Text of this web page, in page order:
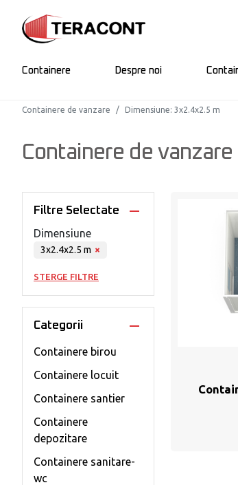
Containere Despre noi
Containere de vanzare Dimensiune: 3x2.4x2.5 m
Containere de
Filtre Selectate
Dimensiune
3x2.4x2.5 m ×
STERGE FILTRE
Categorii
Containere birou
Containere locuit
Containere santier
Containere
depozitare
Containere sanitare-
wc